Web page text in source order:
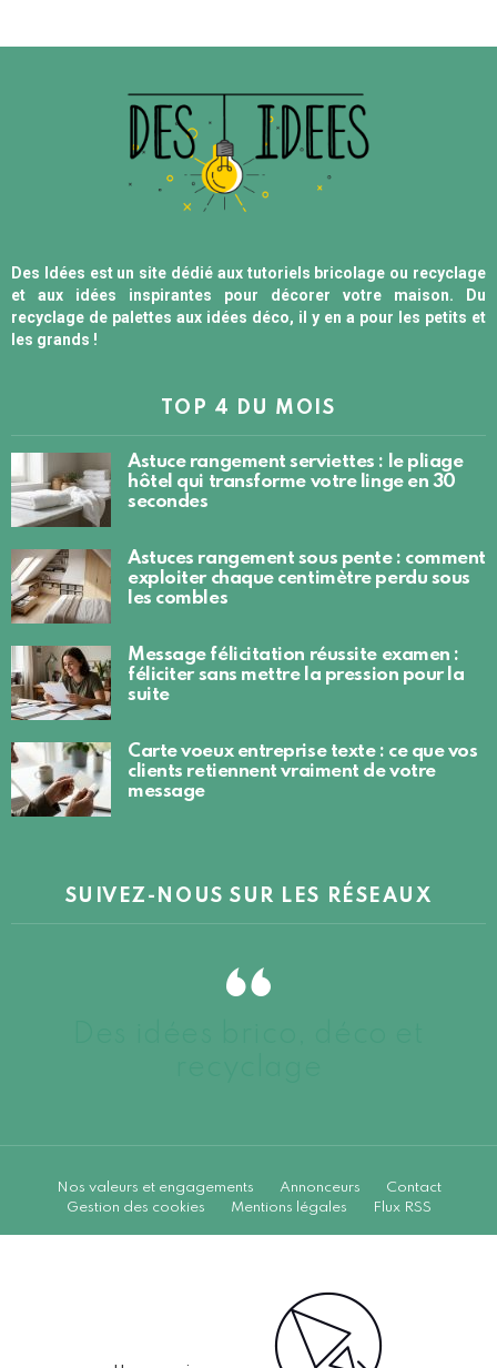
Des Idées est un site dédié aux tutoriels bricolage ou recyclage
et aux idées inspirantes pour décorer votre maison. Du
recyclage de palettes aux idées déco, il y en a pour les petits et
les grands !
TOP 4 DU MOIS
Astuce rangement serviettes : le pliage
hôtel qui transforme votre linge en 30
secondes
Astuces rangement sous pente : comment
exploiter chaque centimètre perdu sous
les combles
Message félicitation réussite examen :
féliciter sans mettre la pression pour la
suite
Carte voeux entreprise texte : ce que vos
clients retiennent vraiment de votre
message
SUIVEZ-NOUS SUR LES RÉSEAUX
Nos valeurs et engagements Annonceurs
Contact
Gestion des cookies
Mentions légales Flux RSS